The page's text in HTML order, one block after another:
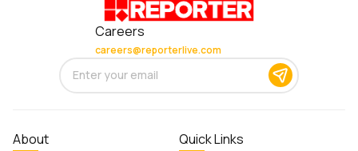
Careers
careers@reporterlive.com
About Quick Links